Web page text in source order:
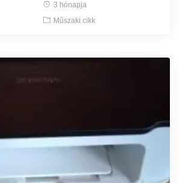
3 hónapja
Műszaki cikk